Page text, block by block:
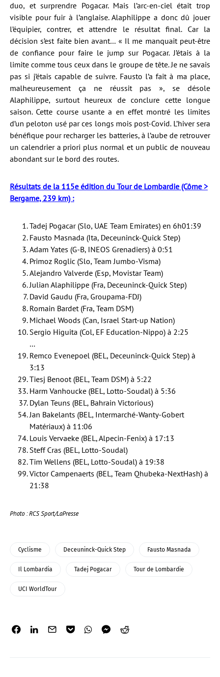
duo, et surprendre Pogacar. Mais l’arc-en-ciel était trop
visible pour fuir à l’anglaise. Alaphilippe a donc dû jouer
l’équipier, contrer, et attendre le résultat final. Car la
décision s’est faite bien avant… « Il me manquait peut-être
de confiance pour faire le jump sur Pogacar. J’étais à la
limite comme tous ceux dans le groupe de tête. Je ne savais
pas si j’étais capable de suivre. Fausto l’a fait à ma place,
malheureusement ça ne réussit pas », se désole
Alaphilippe, surtout heureux de conclure cette longue
saison. Cette course usante a en effet montré les limites
d’un peloton usé par ces longs mois post-Covid. L’hiver sera
bénéfique pour recharger les batteries, à l’aube de retrouver
un calendrier a priori plus normal et un public de nouveau
abondant sur le bord des routes.
Résultats de la 115e édition du Tour de Lombardie (Côme >
Bergame, 239 km) :
Tadej Pogacar (Slo, UAE Team Emirates) en 6h01:39
Fausto Masnada (Ita, Deceuninck-Quick Step)
Adam Yates (G-B, INEOS Grenadiers) à 0:51
Primoz Roglic (Slo, Team Jumbo-Visma)
Alejandro Valverde (Esp, Movistar Team)
Julian Alaphilippe (Fra, Deceuninck-Quick Step)
David Gaudu (Fra, Groupama-FDJ)
Romain Bardet (Fra, Team DSM)
Michael Woods (Can, Israel Start-up Nation)
Sergio Higuita (Col, EF Education-Nippo) à 2:25
…
Remco Evenepoel (BEL, Deceuninck-Quick Step) à
3:13
Tiesj Benoot (BEL, Team DSM) à 5:22
Harm Vanhoucke (BEL, Lotto-Soudal) à 5:36
Dylan Teuns (BEL, Bahrain Victorious)
Jan Bakelants (BEL, Intermarché-Wanty-Gobert
Matériaux) à 11:06
Louis Vervaeke (BEL, Alpecin-Fenix) à 17:13
Steff Cras (BEL, Lotto-Soudal)
Tim Wellens (BEL, Lotto-Soudal) à 19:38
Victor Campenaerts (BEL, Team Qhubeka-NextHash) à
21:38
Photo : RCS Sport/LaPresse
Cyclisme Deceuninck-Quick Step Fausto Masnada
Il Lombardia Tadej Pogacar Tour de Lombardie
UCI WorldTour